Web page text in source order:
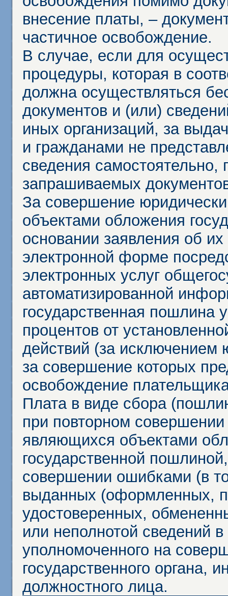
внесение платы, –
частичное освобождение.
В случае, если для
процедуры, которая в
должна осуществляться
документов и (или)
иных организаций, за
и гражданами не
сведения
запрашиваемых
За совершение
объектами обложения
основании заявления об
электронной форме
электронных услуг
автоматизированной
государственная пошлина
процентов от
действий (за исключением
за совершение которых
освобождение
Плата в виде сбора
при повторном
являющихся объектами
государственной
совершении ошибками (в
выданных (оформленных,
удостоверенных,
или неполнотой сведений
уполномоченного на
государственного органа,
должностного лица.